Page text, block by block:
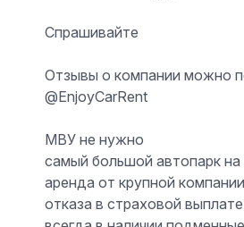
Спрашивайте
Отзывы о компании можно
@EnjoyCarRent
МВУ не нужно
самый большой автопарк на
аренда от крупной
отказа в страховой